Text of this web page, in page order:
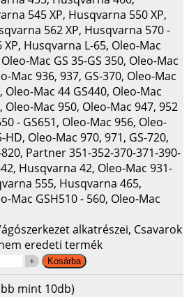
545 XP, Husqvarna 550 XP,
562 XP, Husqvarna 570 -
Husqvarna L-65, Oleo-Mac
Mac GS 35-GS 350, Oleo-Mac
Mac 936, 937, GS-370, Oleo-Mac
Oleo-Mac 44 GS440, Oleo-Mac
Oleo-Mac 950, Oleo-Mac 947, 952
- GS651, Oleo-Mac 956, Oleo-
Oleo-Mac 970, 971, GS-720,
Partner 351-352-370-371-390-
Husqvarna 42, Oleo-Mac 931-
555, Husqvarna 465,
Mac GSH510 - 560, Oleo-Mac
alkatrészei, Csavarok
eredeti termék
mint 10db)